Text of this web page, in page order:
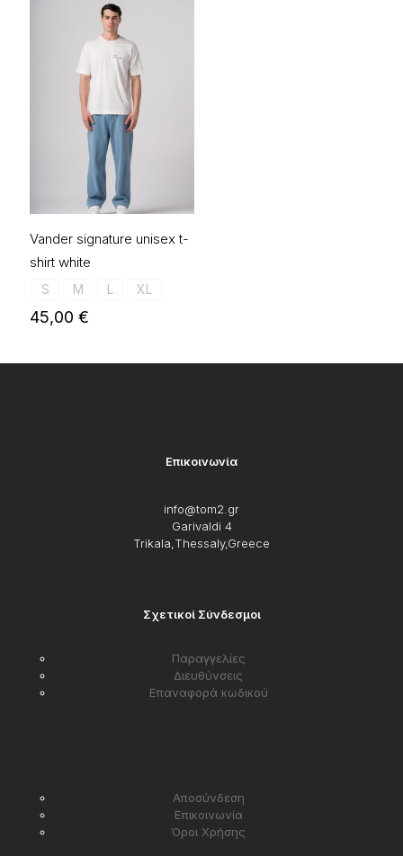
Vander signature unisex t-
shirt white
S M L XL
45,00 €
Επικοινωνία
info@tom2.gr
Garivaldi 4
Trikala,Thessaly,Greece
Σχετικοί Σύνδεσμοι
Παραγγελίες
Διευθύνσεις
Επαναφορά κωδικού
Αποσύνδεση
Επικοινωνία
Όροι Χρήσης